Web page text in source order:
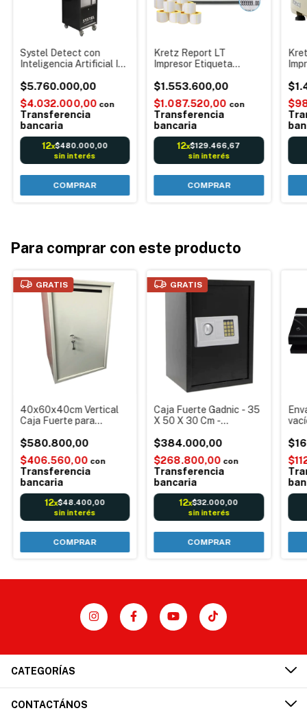
Systel Detect con
Inteligencia Artificial IA
línea supermercados
Reconocmiento
automático productos
$5.760.000,00
$4.032.000,00 con
Transferencia
bancaria
12x$480.000,00
sin interés
Kretz Report LT
Impresor Etiqueta
Digital electrónica Usb
Itegra + 12 Rollos de
etiquetas
$1.553.600,00
$1.087.520,00 con
Transferencia
bancaria
12x$129.466,67
sin interés
Para comprar con este producto
GRATIS
40x60x40cm Vertical
Caja Fuerte para
llave
$580.800,00
$406.560,00 con
Transferencia
bancaria
12x$48.400,00
sin interés
COMPRAR
GRATIS
Caja Fuerte Gadnic - 35
X 50 X 30 Cm -
Digital Con Llave y
Teclado
$384.000,00
$268.800,00 con
Transferencia
bancaria
12x$32.000,00
sin interés
CATEGORÍAS
CONTACTÁNOS